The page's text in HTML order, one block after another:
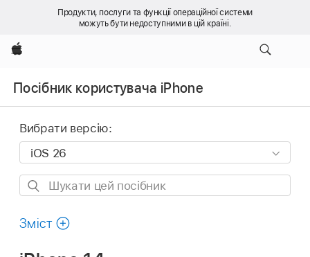
Продукти, послуги та функції операційної системи
можуть бути недоступними в цій країні.
Apple
Посібник користувача iPhone
Вибрати версію:
Шукати
посібник
Зміст